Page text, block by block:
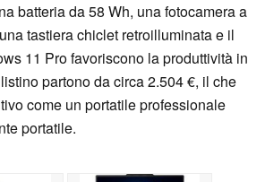
batteria da 58 Wh, una fotocamera a
tastiera chiclet retroilluminata e il
11 Pro favoriscono la produttività in
partono da circa 2.504 €, il che
come un portatile professionale
portatile.